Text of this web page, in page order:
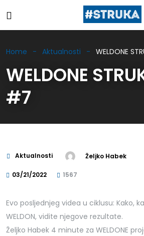
Home Aktualnosti WELDONE
WELDONE
#7
Aktualnosti Željko Habek
03/21/2022 1567
Evo posljednjeg videa u ciklusu: Kako,
WELDON, vidite njegove rezultate.
Željko Habek 4 minute za WELDONE